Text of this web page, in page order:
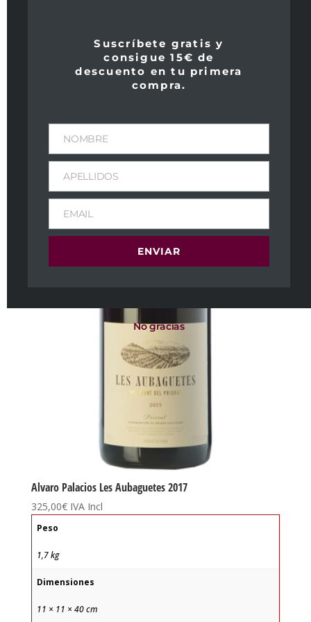
Alvaro Palacios Les Aubaguetes 2017
325,00€ IVA Incl
Peso
1,7 kg
Dimensiones
11 × 11 × 40 cm
Suscríbete gratis y
consigue 15€ de
descuento en tu primera
compra.
NOMBRE
APELLIDOS
EMAIL
ENVIAR
No gracias